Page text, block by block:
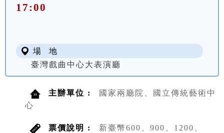
17:00
場 地
臺灣戲曲中心大表演廳
主辦單位 :
國家兩廳院、國立傳統藝術中
心
票價說明 :
新臺幣600、900、1200、